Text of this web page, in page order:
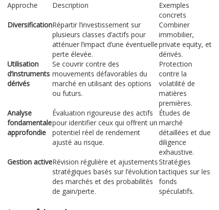
Approche Description
Exemples
concrets
DiversificationRépartir l’investissement sur
plusieurs classes d’actifs pour
atténuer l’impact d’une éventuelle
perte élevée.
Combiner
immobilier,
private equity, et
dérivés.
Utilisation
d’instruments
dérivés
Se couvrir contre des
mouvements défavorables du
marché en utilisant des options
ou futurs.
Protection
contre la
volatilité de
matières
premières.
Analyse
fondamentale
approfondie
Évaluation rigoureuse des actifs
pour identifier ceux qui offrent un
potentiel réel de rendement
ajusté au risque.
Études de
marché
détaillées et due
diligence
exhaustive.
Gestion activeRévision régulière et ajustements
stratégiques basés sur l’évolution
des marchés et des probabilités
de gain/perte.
Stratégies
tactiques sur les
fonds
spéculatifs.